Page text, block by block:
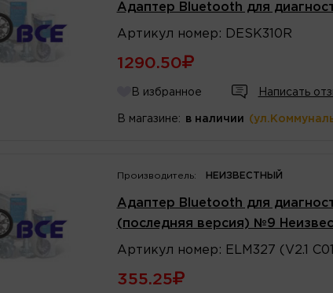
Адаптер Bluetooth для
Артикул номер : DESK310R
1290.50
В избранное Написать
В магазине: в наличии
Производитель: НЕИЗВЕСТНЫЙ
Адаптер Bluetooth для
(последняя версия) №9
Артикул номер : ELM327 (V2.1
355.25